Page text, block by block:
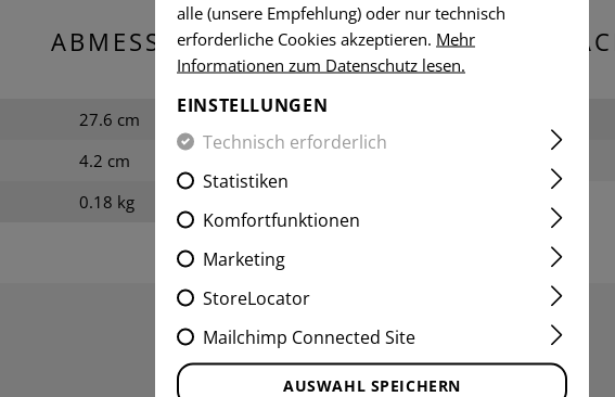
ABMESSUNGEN & GEWICHT DER
27.6 cm
4.2 cm
0.18 kg
BEWERTUNGEN
alle (unsere Empfehlung) oder nur technisch
erforderliche Cookies akzeptieren. Mehr
Informationen zum Datenschutz lesen.
EINSTELLUNGEN
Technisch erforderlich
Statistiken
Komfortfunktionen
Marketing
StoreLocator
Mailchimp Connected Site
AUSWAHL SPEICHERN